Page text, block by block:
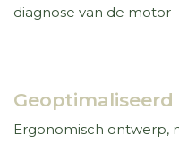
diagnose van de motor
Ergonomisch ontwerp,